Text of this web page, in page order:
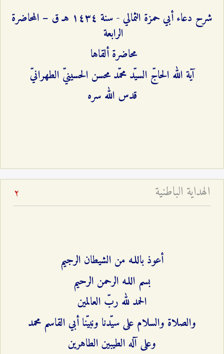
شرح دعاء أبي حمزة الثمالي - سنة ۱٤٣٤ هـ ق – المحاضرة
الرابعة
محاضرة ألقاها
آية الله الحاجّ السيّد محمّد محسن الحسينيّ الطهرانيّ
قدس الله سره
الهداية الباطنية 2
أعوذ باللـه من الشيطان الرجيم
بسم اللـه الرحمن الرحيم
الحمد لله ربّ العالمين
والصلاة والسلام على سيّدنا ونبيّنا أبي القاسم محمد
وعلى آله الطيبين الطاهرين